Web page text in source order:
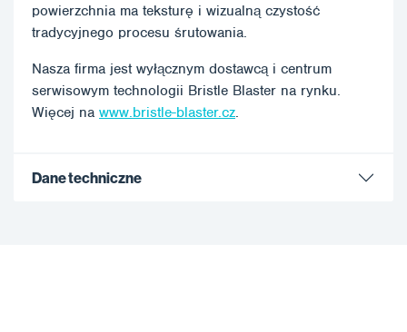
powierzchnia ma teksturę i wizualną czystość
tradycyjnego procesu śrutowania.
Nasza firma jest wyłącznym dostawcą i centrum
serwisowym technologii Bristle Blaster na rynku.
Więcej na www.bristle-blaster.cz.
Dane techniczne